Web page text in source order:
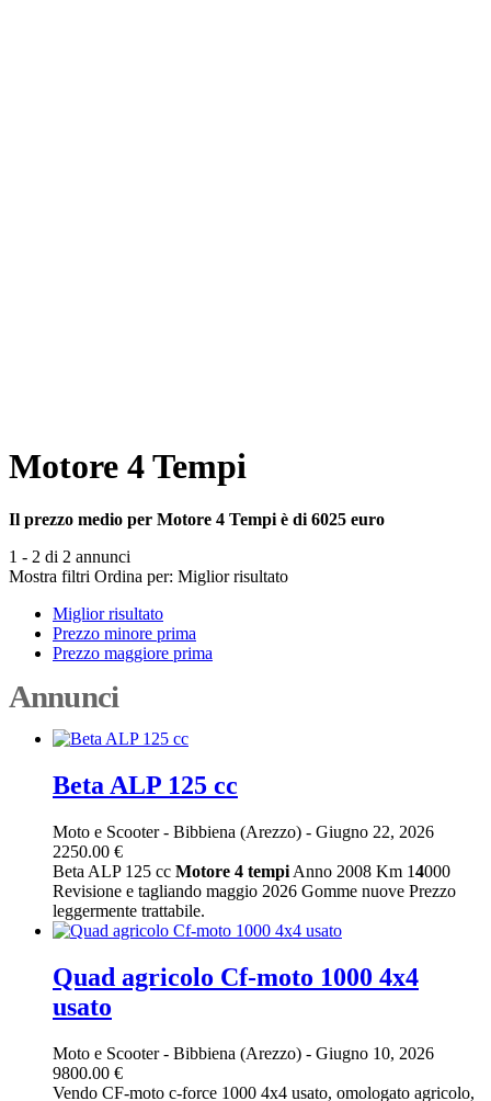
Motore 4 Tempi
Il prezzo medio per Motore 4 Tempi è di 6025 euro
1 - 2 di 2 annunci
Mostra filtri Ordina per: Miglior risultato
Miglior risultato
Prezzo minore prima
Prezzo maggiore prima
Annunci
Beta ALP 125 cc
Moto e Scooter- Bibbiena (Arezzo) - Giugno 22, 2026
2250.00 €
Beta ALP 125 cc Motore 4 tempi Anno 2008 Km 14000
Revisione e tagliando maggio 2026 Gomme nuove Prezzo
leggermente trattabile.
Quad agricolo Cf-moto 1000 4x4
usato
Moto e Scooter- Bibbiena (Arezzo) - Giugno 10, 2026
9800.00 €
Vendo CF-moto c-force 1000 4x4 usato, omologato agricolo,